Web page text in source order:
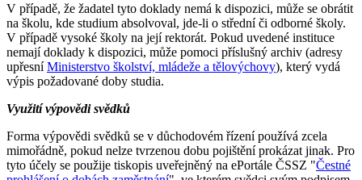
V případě, že žadatel tyto doklady nemá k dispozici, může se obrátit
na školu, kde studium absolvoval, jde-li o střední či odborné školy.
V případě vysoké školy na její rektorát. Pokud uvedené instituce
nemají doklady k dispozici, může pomoci příslušný archiv (adresy
upřesníMinisterstvo školství, mládeže a tělovýchovy), který vydá
výpis požadované doby studia.
Využití výpovědi svědků
Forma výpovědi svědků se v důchodovém řízení používá zcela
mimořádně, pokud nelze tvrzenou dobu pojištění prokázat jinak. Pro
tyto účely se použije tiskopis uveřejněný na ePortále ČSSZ "Čestné